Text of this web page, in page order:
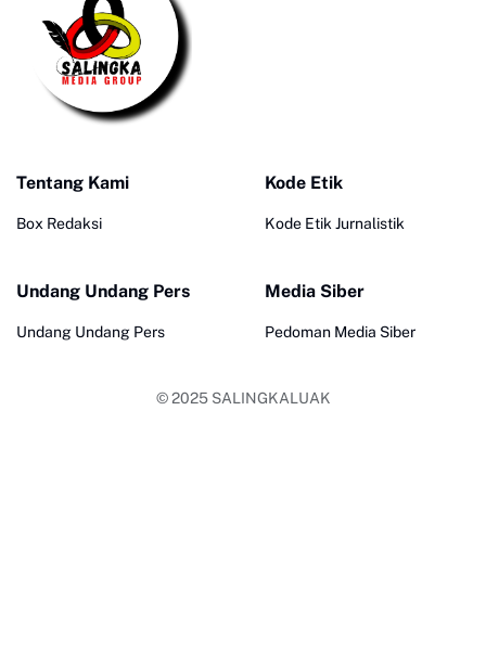
Tentang Kami
Box Redaksi
Kode Etik
Kode Etik Jurnalistik
Undang Undang Pers
Undang Undang Pers
Media Siber
Pedoman Media Siber
© 2025 SALINGKALUAK